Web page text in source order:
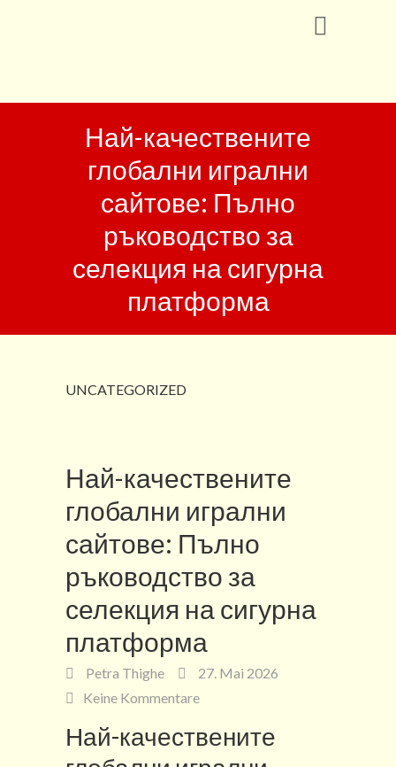
Най-качествените
глобални игрални
сайтове: Пълно
ръководство за
селекция на сигурна
платформа
UNCATEGORIZED
Най-качествените
глобални игрални
сайтове: Пълно
ръководство за
селекция на сигурна
платформа
Petra Thighe
27. Mai 2026
Keine Kommentare
Най-качествените